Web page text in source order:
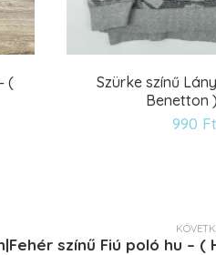
(
Szürke színű
Benetton
990 Ft
színű Fiú poló hu – (